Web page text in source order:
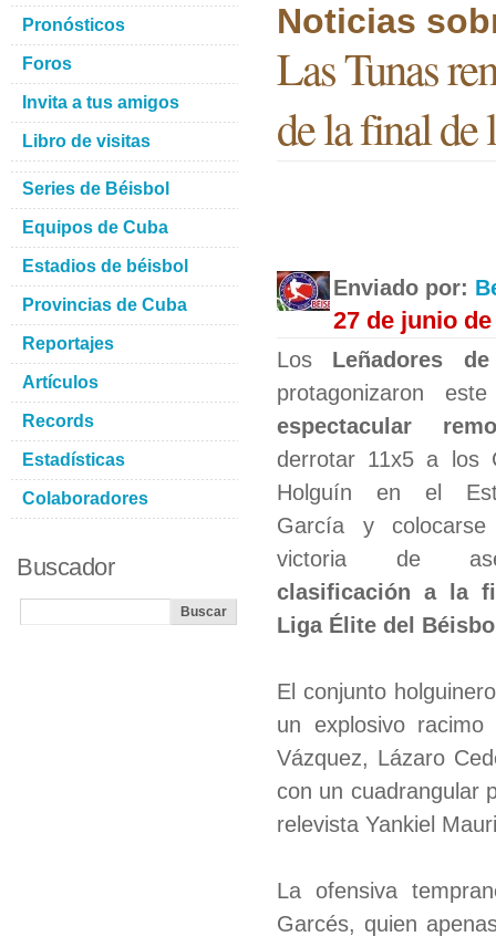
Noticias
Las Tunas
de la final
Enviado por:
27 de junio de
Los Leñadores
protagonizaron
espectacular
derrotar 11x5 a los
Holguín en el
García y
victoria de
clasificación a la
Liga Élite del
El conjunto
un explosivo
Vázquez, Lázaro
con un cuadrangular
relevista Yankiel
La ofensiva
Garcés, quien
Pronósticos
Foros
Invita a tus amigos
Libro de visitas
Series de Béisbol
Equipos de Cuba
Estadios de béisbol
Provincias de Cuba
Reportajes
Artículos
Records
Estadísticas
Colaboradores
Buscador